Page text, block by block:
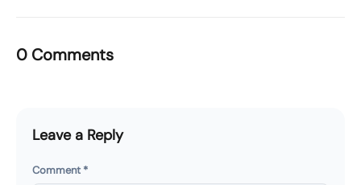
0 Comments
Leave a Reply
Comment *